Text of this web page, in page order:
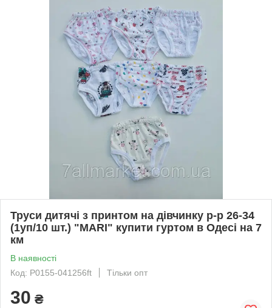
Труси дитячі з принтом на дівчинку р-р 26-34
(1уп/10 шт.) "MARI" купити гуртом в Одесі на 7
км
В наявності
Код: P0155-041256ft
Тільки опт
30 ₴